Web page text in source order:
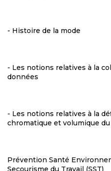
- Histoire de la mode
- Les notions relatives à la
données
- Les notions relatives à la
chromatique et volumique
Prévention Santé
Secourisme du Travail (SST)